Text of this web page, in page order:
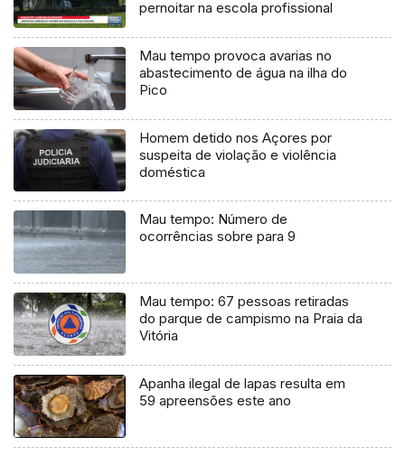
pernoitar na escola profissional
Mau tempo provoca avarias no
abastecimento de água na ilha do
Pico
Homem detido nos Açores por
suspeita de violação e violência
doméstica
Mau tempo: Número de
ocorrências sobre para 9
Mau tempo: 67 pessoas retiradas
do parque de campismo na Praia da
Vitória
Apanha ilegal de lapas resulta em
59 apreensões este ano